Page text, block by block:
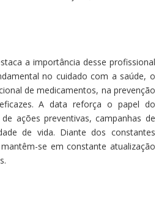
a importância desse profissional
no cuidado com a saúde, o
de medicamentos, na prevenção
A data reforça o papel do
ações preventivas, campanhas de
de vida. Diante dos constantes
se em constante atualização